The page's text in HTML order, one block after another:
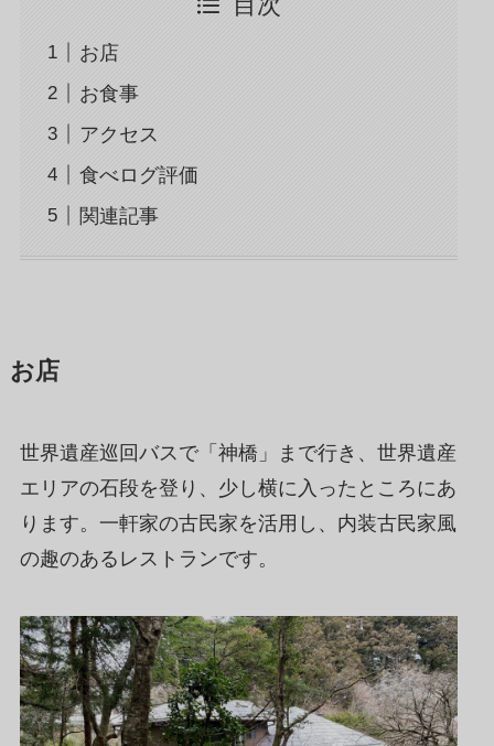
目次
お店
お食事
アクセス
食べログ評価
関連記事
お店
世界遺産巡回バスで「神橋」まで行き、世界遺産
エリアの石段を登り、少し横に入ったところにあ
ります。一軒家の古民家を活用し、内装古民家風
の趣のあるレストランです。